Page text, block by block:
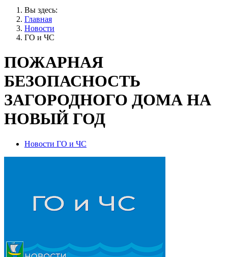
Вы здесь:
Главная
Новости
ГО и ЧС
ПОЖАРНАЯ
БЕЗОПАСНОСТЬ
ЗАГОРОДНОГО ДОМА НА
НОВЫЙ ГОД
Новости ГО и ЧС